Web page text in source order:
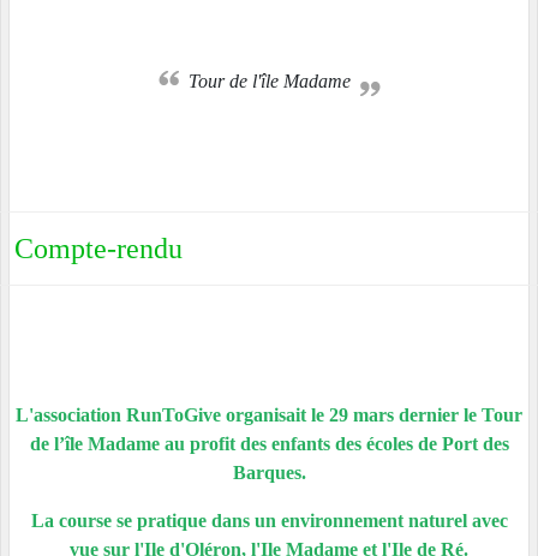
Tour de l'île Madame
Compte-rendu
L'association RunToGive organisait le 29 mars dernier le Tour
de l’île Madame au profit des enfants des écoles de Port des
Barques.
La course se pratique dans un environnement naturel avec
vue sur l'Ile d'Oléron, l'Ile Madame et l'Ile de Ré.